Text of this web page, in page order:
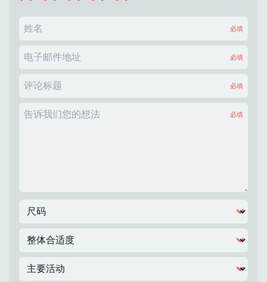
姓名 必填
电子邮件地址 必填
评论标题 必填
告诉我们您的想法 必填